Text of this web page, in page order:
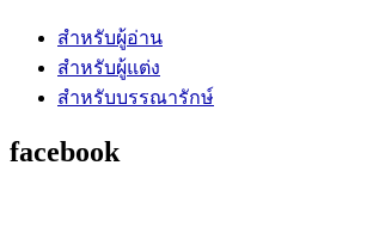
สำหรับผู้อ่าน
สำหรับผู้แต่ง
สำหรับบรรณารักษ์
facebook